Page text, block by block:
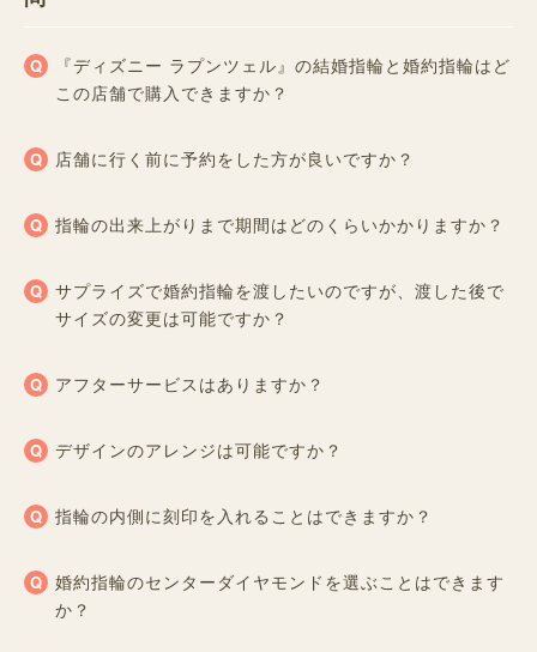
『ディズニー ラプンツェル』の結婚指輪と婚約指輪はど
この店舗で購入できますか？
店舗に行く前に予約をした方が良いですか？
指輪の出来上がりまで期間はどのくらいかかりますか？
サプライズで婚約指輪を渡したいのですが、渡した後で
サイズの変更は可能ですか？
アフターサービスはありますか？
デザインのアレンジは可能ですか？
指輪の内側に刻印を入れることはできますか？
婚約指輪のセンターダイヤモンドを選ぶことはできます
か？